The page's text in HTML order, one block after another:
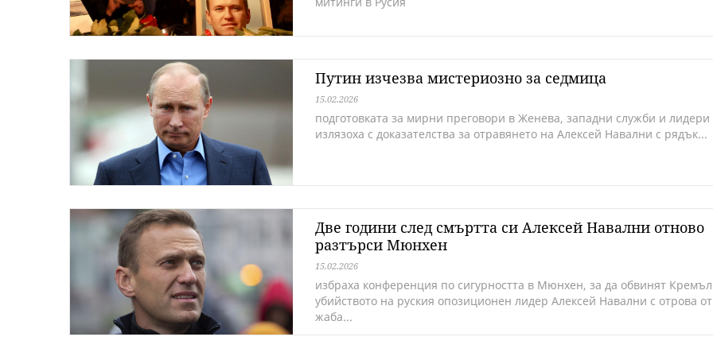
Путин изчезва мистериозно за седмица
15.02.2026
подготовката за мирни преговори в Женева, западни служби и лидери
излязоха с доказателства за отравянето на Алексей Навални с рядък...
Две години след смъртта си Алексей Навални отново
разтърси Мюнхен
15.02.2026
избраха конференция по сигурността в Мюнхен, за да обвинят
убийството на руския опозиционен лидер Алексей Навални с отрова от
жаба...